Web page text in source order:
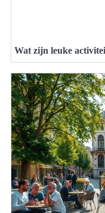
Wat zijn leuke